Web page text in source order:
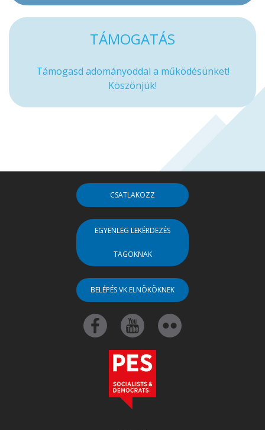
TÁMOGATÁS
Támogasd adományoddal a működésünket!
Köszönjük!
CSATLAKOZZ
EGYENLEG LEKÉRDEZÉS
TAGOKNAK
BELÉPÉS VK ELNÖKÖKNEK